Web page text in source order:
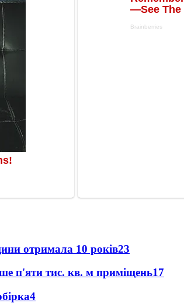
отримала 10 років23
п'яти тис. кв. м приміщень17
4